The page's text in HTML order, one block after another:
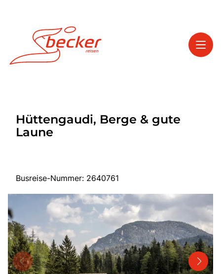
Service
Kontakt
Start
Tagesfahrten
Mehrtagesfahrten
Bus mieten
Katalog anfordern
Gutscheine
Hüttengaudi, Berge & gute
Laune
Busreise-Nummer: 2640761